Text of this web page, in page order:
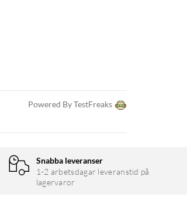
Powered By TestFreaks
Snabba leveranser
1-2 arbetsdagar leveranstid på
lagervaror